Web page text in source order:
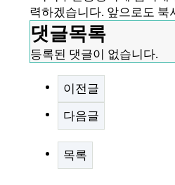
력하겠습니다. 앞으로도 북
댓글목록
등록된 댓글이 없습니다.
이전글
다음글
목록